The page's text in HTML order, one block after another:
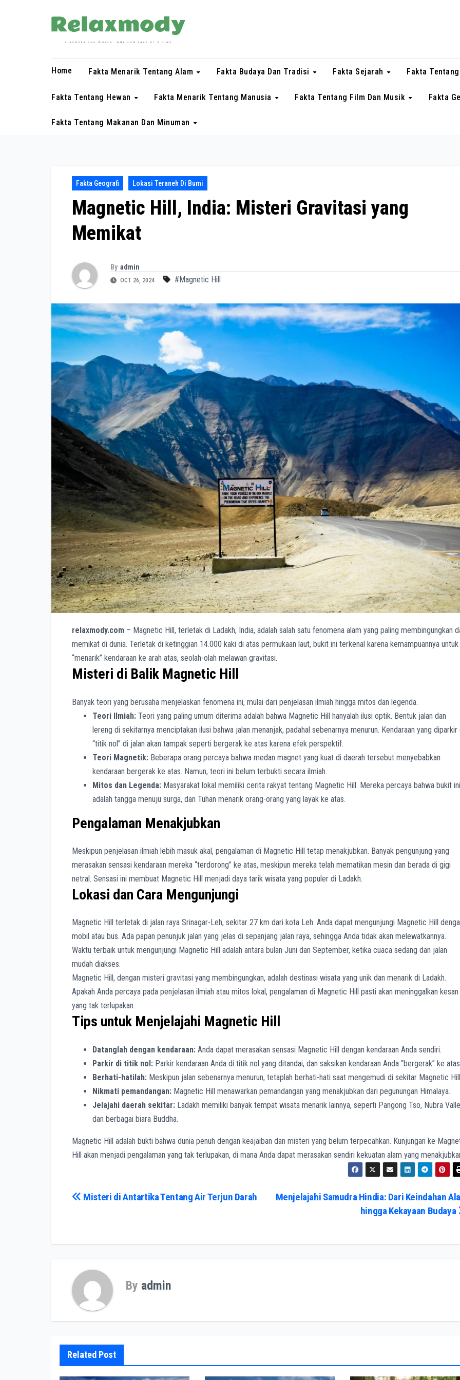
Home Fakta Menarik Tentang Alam Fakta Budaya Dan Tradisi Fakta Sejarah Fakta
Fakta Tentang Hewan Fakta Menarik Tentang Manusia Fakta Tentang Film Dan Musik Fakta
Fakta Tentang Makanan Dan Minuman
Fakta Geografi Lokasi Teraneh Di Bumi
Magnetic Hill, India: Misteri Gravitasi yang
Memikat
By admin
OCT 26, 2024 #Magnetic Hill
relaxmody.com – Magnetic Hill, terletak di Ladakh, India, adalah salah satu fenomena alam yang paling membingungkan
memikat di dunia. Terletak di ketinggian 14.000 kaki di atas permukaan laut, bukit ini terkenal karena kemampuannya untuk
“menarik” kendaraan ke arah atas, seolah-olah melawan gravitasi.
Misteri di Balik Magnetic Hill
Banyak teori yang berusaha menjelaskan fenomena ini, mulai dari penjelasan ilmiah hingga mitos dan legenda.
Teori Ilmiah: Teori yang paling umum diterima adalah bahwa Magnetic Hill hanyalah ilusi optik. Bentuk jalan dan
lereng di sekitarnya menciptakan ilusi bahwa jalan menanjak, padahal sebenarnya menurun. Kendaraan yang diparkir
“titik nol” di jalan akan tampak seperti bergerak ke atas karena efek perspektif.
Teori Magnetik: Beberapa orang percaya bahwa medan magnet yang kuat di daerah tersebut menyebabkan
kendaraan bergerak ke atas. Namun, teori ini belum terbukti secara ilmiah.
Mitos dan Legenda: Masyarakat lokal memiliki cerita rakyat tentang Magnetic Hill. Mereka percaya bahwa bukit ini
adalah tangga menuju surga, dan Tuhan menarik orang-orang yang layak ke atas.
Pengalaman Menakjubkan
Meskipun penjelasan ilmiah lebih masuk akal, pengalaman di Magnetic Hill tetap menakjubkan. Banyak pengunjung yang
merasakan sensasi kendaraan mereka “terdorong” ke atas, meskipun mereka telah mematikan mesin dan berada di gigi
netral. Sensasi ini membuat Magnetic Hill menjadi daya tarik wisata yang populer di Ladakh.
Lokasi dan Cara Mengunjungi
Magnetic Hill terletak di jalan raya Srinagar-Leh, sekitar 27 km dari kota Leh. Anda dapat mengunjungi Magnetic Hill
mobil atau bus. Ada papan penunjuk jalan yang jelas di sepanjang jalan raya, sehingga Anda tidak akan melewatkannya.
Waktu terbaik untuk mengunjungi Magnetic Hill adalah antara bulan Juni dan September, ketika cuaca sedang dan jalan
mudah diakses.
Magnetic Hill, dengan misteri gravitasi yang membingungkan, adalah destinasi wisata yang unik dan menarik di Ladakh.
Apakah Anda percaya pada penjelasan ilmiah atau mitos lokal, pengalaman di Magnetic Hill pasti akan meninggalkan kesan
yang tak terlupakan.
Tips untuk Menjelajahi Magnetic Hill
Datanglah dengan kendaraan: Anda dapat merasakan sensasi Magnetic Hill dengan kendaraan Anda sendiri.
Parkir di titik nol: Parkir kendaraan Anda di titik nol yang ditandai, dan saksikan kendaraan Anda “bergerak” ke
Berhati-hatilah: Meskipun jalan sebenarnya menurun, tetaplah berhati-hati saat mengemudi di sekitar Magnetic
Nikmati pemandangan: Magnetic Hill menawarkan pemandangan yang menakjubkan dari pegunungan Himalaya.
Jelajahi daerah sekitar: Ladakh memiliki banyak tempat wisata menarik lainnya, seperti Pangong Tso, Nubra
dan berbagai biara Buddha.
Magnetic Hill adalah bukti bahwa dunia penuh dengan keajaiban dan misteri yang belum terpecahkan. Kunjungan ke
Hill akan menjadi pengalaman yang tak terlupakan, di mana Anda dapat merasakan sendiri kekuatan alam yang
Post
Menjelajahi Samudra Hindia: Dari Keindahan
hingga Kekayaan Budaya
Misteri di Antartika Tentang Air Terjun Darah
By admin
Related Post